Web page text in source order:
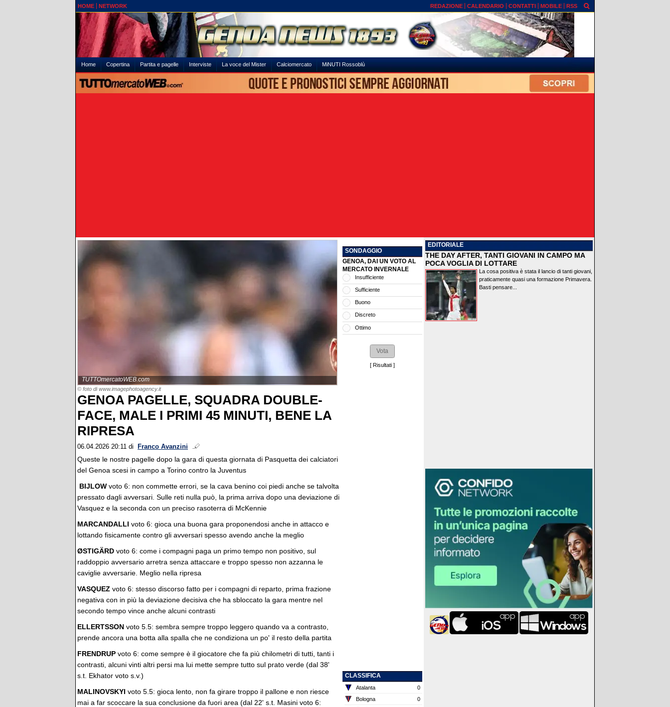
HOME NETWORK REDAZIONE CALENDARIO CONTATTI MOBILE RSS
Home Copertina Partita e pagelle Interviste La voce del Mister Calciomercato MiNUTI Rossoblù
TUTTOmercatoWEB.com
© foto di www.imagephotoagency.it
GENOA PAGELLE, SQUADRA DOUBLE-
FACE, MALE I PRIMI 45 MINUTI, BENE LA
RIPRESA
06.04.2026 20:11 di Franco Avanzini
Queste le nostre pagelle dopo la gara di questa giornata di Pasquetta dei calciatori
del Genoa scesi in campo a Torino contro la Juventus
BIJLOW voto 6: non commette errori, se la cava benino coi piedi anche se talvolta
pressato dagli avversari. Sulle reti nulla può, la prima arriva dopo una deviazione di
Vasquez e la seconda con un preciso rasoterra di McKennie
MARCANDALLI voto 6: gioca una buona gara proponendosi anche in attacco e
lottando fisicamente contro gli avversari spesso avendo anche la meglio
ØSTIGÄRD voto 6: come i compagni paga un primo tempo non positivo, sul
raddoppio avversario arretra senza attaccare e troppo spesso non azzanna le
caviglie avversarie. Meglio nella ripresa
VASQUEZ voto 6: stesso discorso fatto per i compagni di reparto, prima frazione
negativa con in più la deviazione decisiva che ha sbloccato la gara mentre nel
secondo tempo vince anche alcuni contrasti
ELLERTSSON voto 5.5: sembra sempre troppo leggero quando va a contrasto,
prende ancora una botta alla spalla che ne condiziona un po' il resto della partita
FRENDRUP voto 6: come sempre è il giocatore che fa più chilometri di tutti, tanti i
contrasti, alcuni vinti altri persi ma lui mette sempre tutto sul prato verde (dal 38'
s.t. Ekhator voto s.v.)
MALINOVSKYI voto 5.5: gioca lento, non fa girare troppo il pallone e non riesce
mai a far scoccare la sua conclusione da fuori area (dal 22' s.t. Masini voto 6:
SONDAGGIO
GENOA, DAI UN VOTO AL
MERCATO INVERNALE
Insufficiente
Sufficiente
Buono
Discreto
Ottimo
[ Risultati ]
CLASSIFICA
Atalanta
0
Bologna
0
EDITORIALE
THE DAY AFTER, TANTI GIOVANI IN CAMPO MA
POCA VOGLIA DI LOTTARE
La cosa positiva è stata il lancio di tanti giovani,
praticamente quasi una formazione Primavera.
Basti pensare...